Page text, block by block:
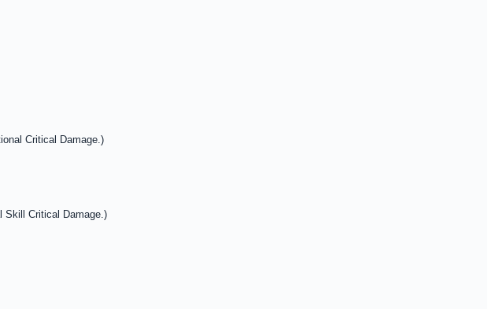
Critical Damage.)
Skill Critical Damage.)